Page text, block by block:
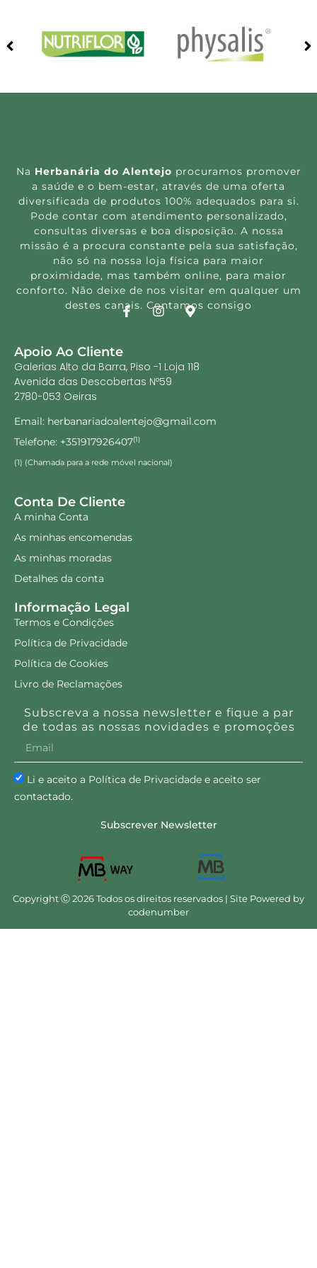
Na Herbanária do Alentejo procuramos promover
a saúde e o bem-estar, através de uma oferta
diversificada de produtos 100% adequados para si.
Pode contar com atendimento personalizado,
consultas diversas e boa disposição. A nossa
missão é a procura constante pela sua satisfação,
não só na nossa loja física para maior
proximidade, mas também online, para maior
conforto. Não deixe de nos visitar em qualquer um
destes canais. Contamos consigo
Apoio Ao Cliente
Galerias Alto da Barra, Piso -1 Loja 118
Avenida das Descobertas Nº59
2780-053 Oeiras
Email: herbanariadoalentejo@gmail.com
Telefone: +351917926407(1)
(1) (Chamada para a rede móvel nacional)
Conta De Cliente
A minha Conta
As minhas encomendas
As minhas moradas
Detalhes da conta
Informação Legal
Termos e Condições
Política de Privacidade
Política de Cookies
Livro de Reclamações
Subscreva a nossa newsletter e fique a par
de todas as nossas novidades e promoções
Li e aceito a Política de Privacidade e aceito ser
contactado.
Subscrever Newsletter
Copyright Ⓒ 2026 Todos os direitos reservados | Site Powered by
codenumber